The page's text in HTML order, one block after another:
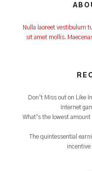
Nulla laoreet vestibulum
sit amet mollis.
Don’t Miss out on Like
Internet
What’s the lowest
The quintessential
incentive